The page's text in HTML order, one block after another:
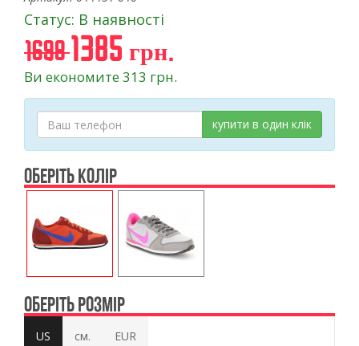
Статус: В наявності
16981385 грн.
Ви економите 313 грн.
купити в один клік
ОБЕРІТЬ КОЛІР
ОБЕРІТЬ РОЗМІР
US см. EUR